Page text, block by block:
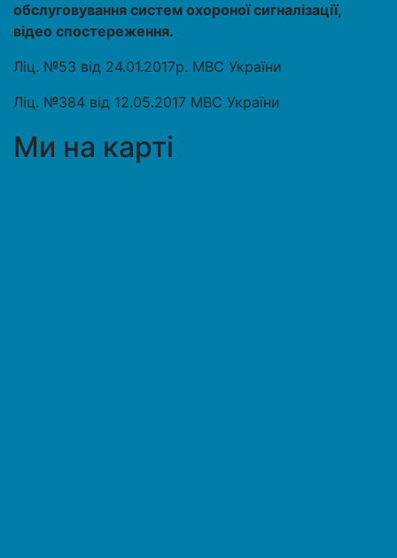
обслуговування систем охороної сигналізації,
відео спостереження.
Ліц. №53 від 24.01.2017р. МВС України
Ліц. №384 від 12.05.2017 МВС України
Ми на карті